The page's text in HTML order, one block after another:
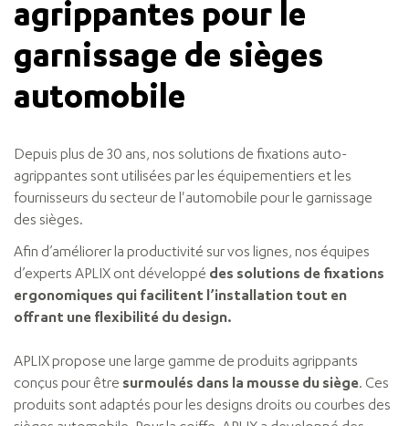
agrippantes pour le
garnissage de sièges
automobile
Depuis plus de 30 ans, nos solutions de fixations auto-
agrippantes sont utilisées par les équipementiers et les
fournisseurs du secteur de l'automobile pour le garnissage
des sièges.
Afin d’améliorer la productivité sur vos lignes, nos équipes
d’experts APLIX ont développé des solutions de fixations
ergonomiques qui facilitent l’installation tout en
offrant une flexibilité du design.
APLIX propose une large gamme de produits agrippants
conçus pour être surmoulés dans la mousse du siège. Ces
produits sont adaptés pour les designs droits ou courbes des